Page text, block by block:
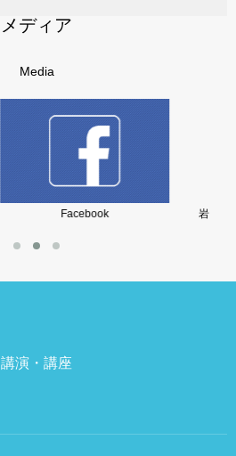
メディア
Media
岩堀美雪の子育てブログ
講演・講座